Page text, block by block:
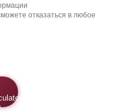
отказаться в любое